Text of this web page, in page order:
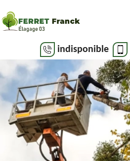
indisponible